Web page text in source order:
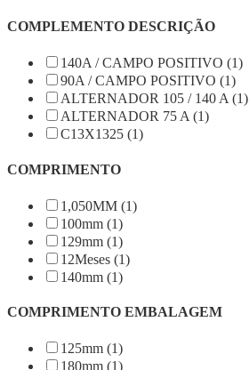
COMPLEMENTO DESCRIÇÃO
140A / CAMPO POSITIVO (1)
90A / CAMPO POSITIVO (1)
ALTERNADOR 105 / 140 A (1)
ALTERNADOR 75 A (1)
C13X1325 (1)
COMPRIMENTO
1,050MM (1)
100mm (1)
129mm (1)
12Meses (1)
140mm (1)
COMPRIMENTO EMBALAGEM
125mm (1)
180mm (1)